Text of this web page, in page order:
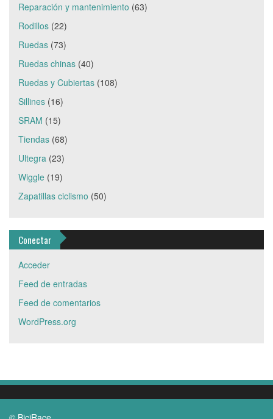
Reparación y mantenimiento (63)
Rodillos (22)
Ruedas (73)
Ruedas chinas (40)
Ruedas y Cubiertas (108)
Sillines (16)
SRAM (15)
Tiendas (68)
Ultegra (23)
Wiggle (19)
Zapatillas ciclismo (50)
Conectar
Acceder
Feed de entradas
Feed de comentarios
WordPress.org